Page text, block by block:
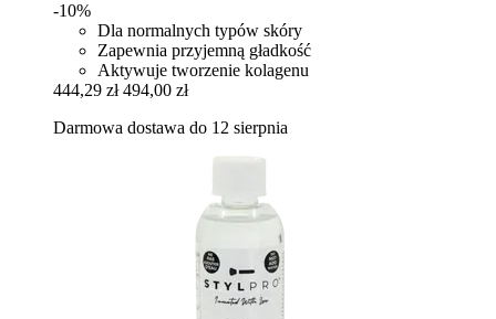
-10%
Dla normalnych typów skóry
Zapewnia przyjemną gładkość
Aktywuje tworzenie kolagenu
444,29 zł 494,00 zł
Darmowa dostawa do 12 sierpnia